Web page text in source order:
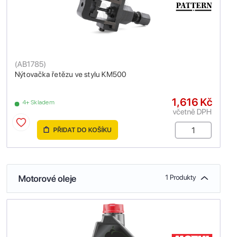
Nýtovačka řetězu ve stylu KM500
(AB1785)
4+ Skladem 1,616 Kč
včetně DPH
PŘIDAT DO KOŠÍKU
Motorové oleje 1 Produkty